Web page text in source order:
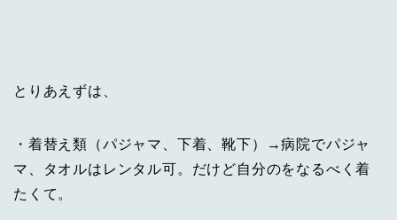
とりあえずは、
・着替え類（パジャマ、下着、靴下）→病院でパジャ
マ、タオルはレンタル可。だけど自分のをなるべく着
たくて。